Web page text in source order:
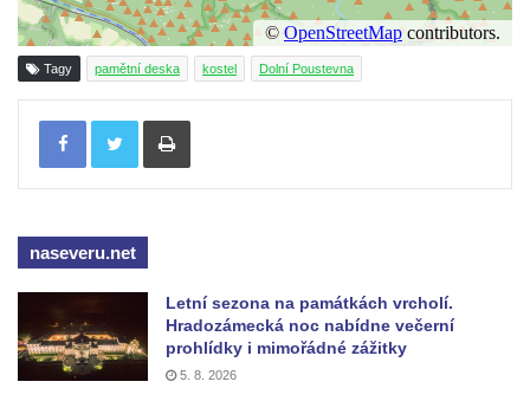
Pamětní deska Ludwiga van Beethovena
na domě čp. 72/1 v Lázeňské ulici v
Teplicích
Pamětní deska na ekologické demonstrace
na kašně na Benešově náměstí v Teplicích
Pamětní deska Urnového háje hřbitova
Pamětní deska prvního předvedení
Pamětní deska Josefa Schindlera na
základní škole v Desné
Tagy pamětní deska kostel Dolní Poustevna
Tisknout
naseveru.net
Letní sezona na památkách vrcholí.
Hradozámecká noc nabídne večerní
prohlídky i mimořádné zážitky
5. 8. 2026